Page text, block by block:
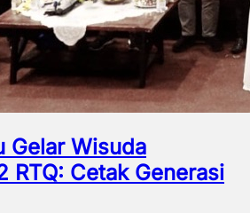
Gelar Wisuda
RTQ: Cetak Generasi